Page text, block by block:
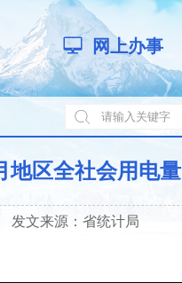
网上办事
区全社会用电量
发文来源： 省统计局